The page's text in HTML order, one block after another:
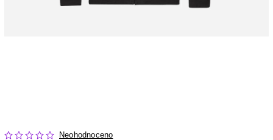
Neohodnoceno